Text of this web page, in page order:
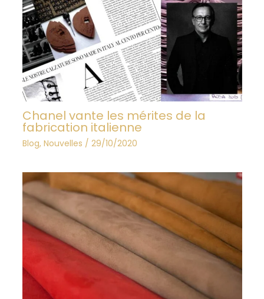
Chanel vante les mérites de la
fabrication italienne
Blog, Nouvelles / 29/10/2020